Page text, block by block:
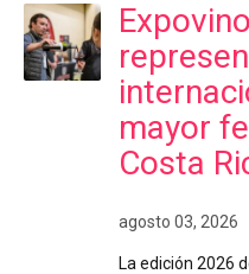
mayor
Costa
agosto 03, 2026
La edición 2026